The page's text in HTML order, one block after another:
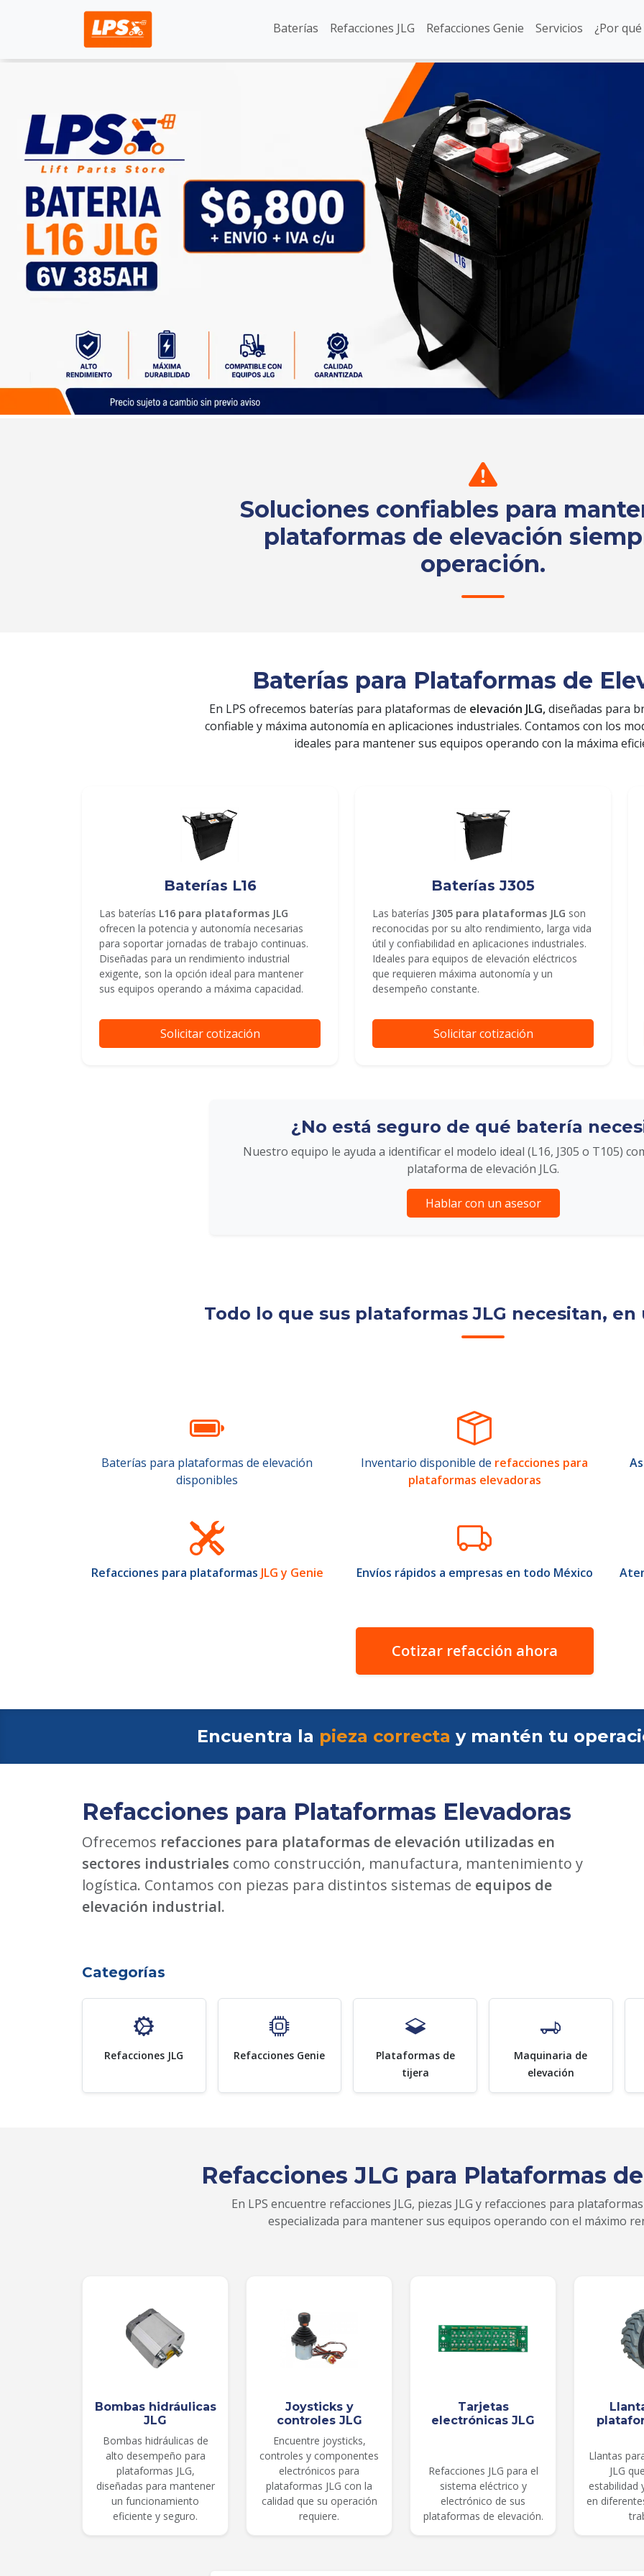
Baterías Refacciones JLG Refacciones Genie Servicios ¿Por
Soluciones confiables para
plataformas de elevación
operación.
Baterías para Plataformas de
En LPS ofrecemos baterías para plataformas de elevación JLG,diseñadas para
confiable y máxima autonomía en aplicaciones industriales. Contamos con los
ideales para mantener sus equipos operando con la máxima
Baterías L16
Las baterías L16 para plataformas JLG
ofrecen la potencia y autonomía necesarias
para soportar jornadas de trabajo continuas.
Diseñadas para un rendimiento industrial
exigente, son la opción ideal para mantener
sus equipos operando a máxima capacidad.
Solicitar cotización
Baterías J305
Las baterías J305 para plataformas JLG son
reconocidas por su alto rendimiento, larga vida
útil y confiabilidad en aplicaciones industriales.
Ideales para equipos de elevación eléctricos
que requieren máxima autonomía y un
desempeño constante.
Solicitar cotización
¿No está seguro de qué batería
Nuestro equipo le ayuda a identificar el modelo ideal (L16, J305 o T105)
plataforma de elevación JLG.
Hablar con un asesor
Todo lo que sus plataformas JLG necesitan,
Baterías para plataformas de elevación
disponibles
Inventario disponible de refacciones para
plataformas elevadoras
Refacciones para plataformas JLG y Genie Envíos rápidos a empresas en todo México
Cotizar refacción ahora
Encuentra la pieza correcta y mantén tu
Refacciones para Plataformas Elevadoras
Ofrecemos refacciones para plataformas de elevación utilizadas en
sectores industriales como construcción, manufactura, mantenimiento y
logística. Contamos con piezas para distintos sistemas de equipos de
elevación industrial.
Categorías
Refacciones JLG Refacciones Genie
Plataformas de
tijera
Maquinaria de
elevación
Refacciones JLG para Plataformas
En LPS encuentre refacciones JLG, piezas JLG y refacciones para
especializada para mantener sus equipos operando con el máximo
Bombas hidráulicas
JLG
Bombas hidráulicas de
alto desempeño para
plataformas JLG,
diseñadas para mantener
un funcionamiento
eficiente y seguro.
Joysticks y
controles JLG
Encuentre joysticks,
controles y componentes
electrónicos para
plataformas JLG con la
calidad que su operación
requiere.
Tarjetas
electrónicas JLG
Refacciones JLG para el
sistema eléctrico y
electrónico de sus
plataformas de elevación.
Llantas
JLG
estabilidad
en